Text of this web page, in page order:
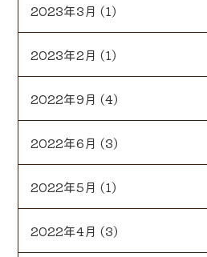
2023年3月 (1)
2023年2月 (1)
2022年9月 (4)
2022年6月 (3)
2022年5月 (1)
2022年4月 (3)